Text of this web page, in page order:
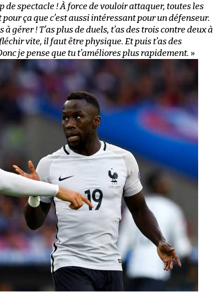
de spectacle ! À force de vouloir attaquer, toutes les
pour ça que c’est aussi intéressant pour un défenseur.
gérer ! T’as plus de duels, t’as des trois contre deux à
vite, il faut être physique. Et puis t’as des
je pense que tu t’améliores plus rapidement. »